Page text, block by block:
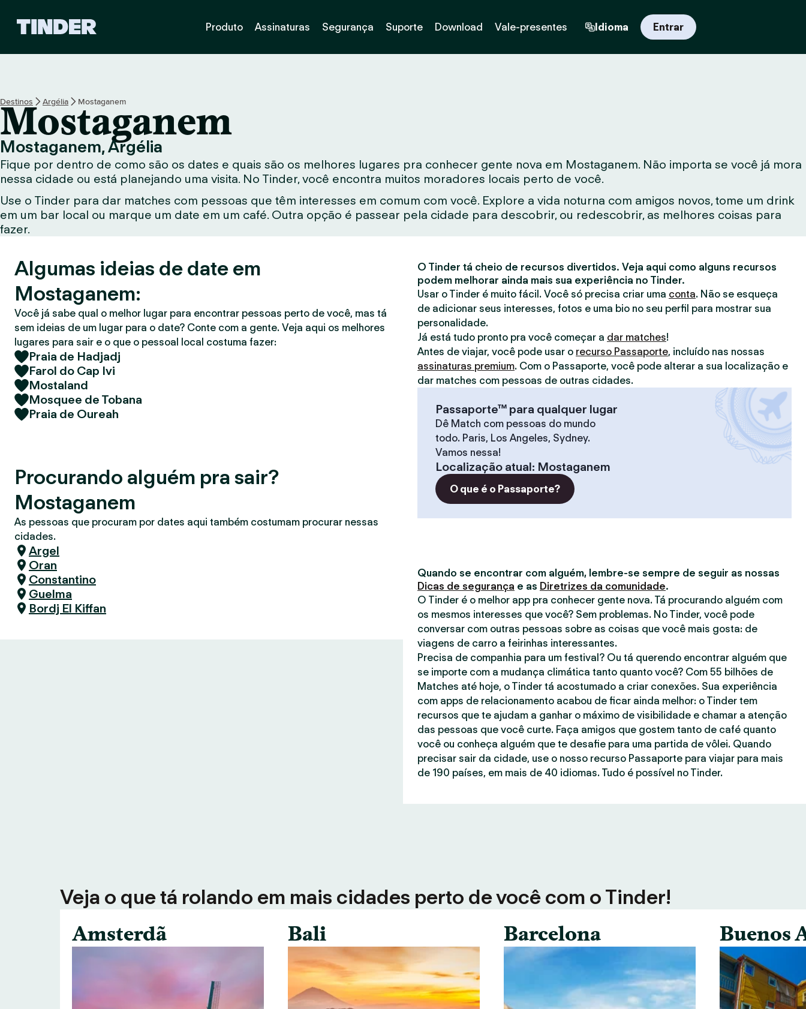
i
n
i
c
i
a
l
o
T
e
r
Produto Assinaturas Segurança Suporte Download Vale-presentes Idioma Entrar
Destinos Argélia Mostaganem
Mostaganem
Mostaganem, Argélia
Fique por dentro de como são os dates e quais são os melhores lugares pra conhecer gente nova em Mostaganem. Não importa se você já mora
nessa cidade ou está planejando uma visita. No Tinder, você encontra muitos moradores locais perto de você.
Use o Tinder para dar matches com pessoas que têm interesses em comum com você. Explore a vida noturna com amigos novos, tome um drink
em um bar local ou marque um date em um café. Outra opção é passear pela cidade para descobrir, ou redescobrir, as melhores coisas para
fazer.
Algumas ideias de date em
Mostaganem:
Você já sabe qual o melhor lugar para encontrar pessoas perto de você, mas tá
sem ideias de um lugar para o date? Conte com a gente. Veja aqui os melhores
lugares para sair e o que o pessoal local costuma fazer:
Praia de Hadjadj
Farol do Cap Ivi
Mostaland
Mosquee de Tobana
Praia de Oureah
Procurando alguém pra sair?
Mostaganem
As pessoas que procuram por dates aqui também costumam procurar nessas
cidades.
Argel
Oran
Constantino
Guelma
Bordj El Kiffan
O Tinder tá cheio de recursos divertidos. Veja aqui como alguns recursos
podem melhorar ainda mais sua experiência no Tinder.
Usar o Tinder é muito fácil. Você só precisa criar uma conta. Não se esqueça
de adicionar seus interesses, fotos e uma bio no seu perfil para mostrar sua
personalidade.
Já está tudo pronto pra você começar a dar matches!
Antes de viajar, você pode usar o recurso Passaporte, incluído nas nossas
assinaturas premium. Com o Passaporte, você pode alterar a sua localização e
dar matches com pessoas de outras cidades.
Passaporte™ para qualquer lugar
Dê Match com pessoas do mundo
todo. Paris, Los Angeles, Sydney.
Vamos nessa!
Localização atual: Mostaganem
O que é o Passaporte?
Quando se encontrar com alguém, lembre-se sempre de seguir as nossas
Dicas de segurança e as Diretrizes da comunidade.
O Tinder é o melhor app pra conhecer gente nova. Tá procurando alguém com
os mesmos interesses que você? Sem problemas. No Tinder, você pode
conversar com outras pessoas sobre as coisas que você mais gosta: de
viagens de carro a feirinhas interessantes.
Precisa de companhia para um festival? Ou tá querendo encontrar alguém que
se importe com a mudança climática tanto quanto você? Com 55 bilhões de
Matches até hoje, o Tinder tá acostumado a criar conexões. Sua experiência
com apps de relacionamento acabou de ficar ainda melhor: o Tinder tem
recursos que te ajudam a ganhar o máximo de visibilidade e chamar a atenção
das pessoas que você curte. Faça amigos que gostem tanto de café quanto
você ou conheça alguém que te desafie para uma partida de vôlei. Quando
precisar sair da cidade, use o nosso recurso Passaporte para viajar para mais
de 190 países, em mais de 40 idiomas. Tudo é possível no Tinder.
Veja o que tá rolando em mais cidades perto de você com o Tinder!
Amsterdã
Bali Barcelona Buenos